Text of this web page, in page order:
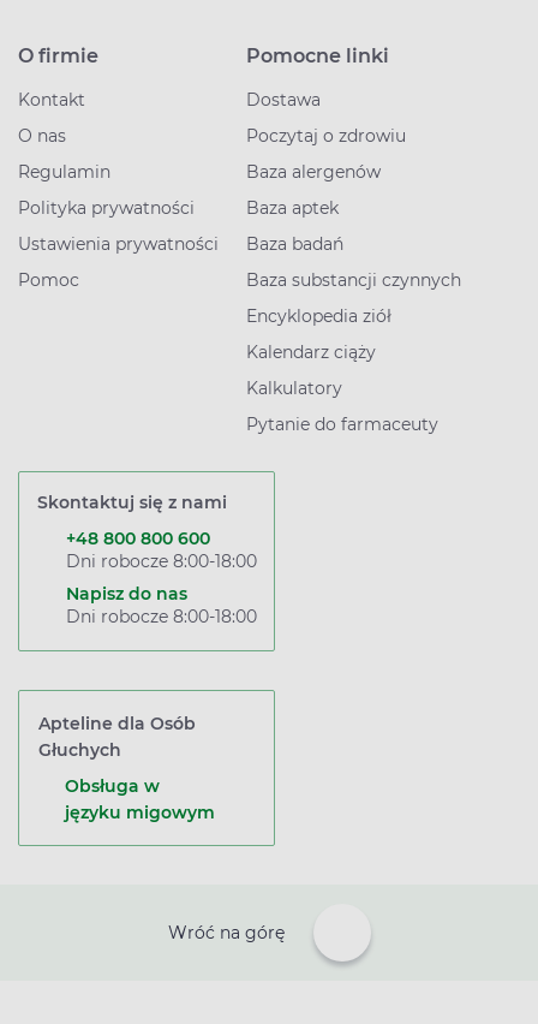
O firmie
Kontakt
O nas
Regulamin
Polityka prywatności
Ustawienia prywatności
Pomoc
Pomocne linki
Dostawa
Poczytaj o zdrowiu
Baza alergenów
Baza aptek
Baza badań
Baza substancji czynnych
Encyklopedia ziół
Kalendarz ciąży
Kalkulatory
Pytanie do farmaceuty
Skontaktuj się z nami
+48 800 800 600
Dni robocze 8:00-18:00
Napisz do nas
Dni robocze 8:00-18:00
Apteline dla Osób
Głuchych
Obsługa w
języku migowym
Wróć na górę